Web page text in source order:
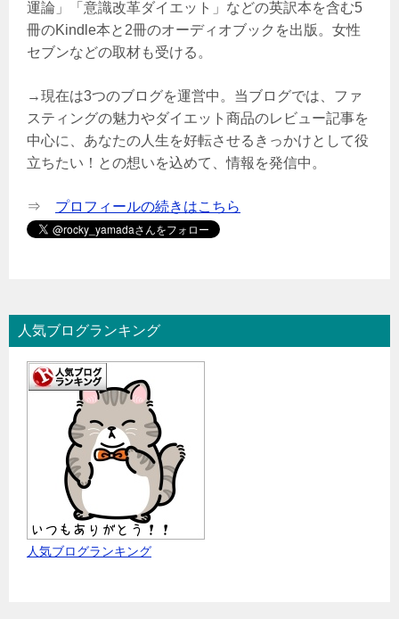
運論」「意識改革ダイエット」などの英訳本を含む5
冊のKindle本と2冊のオーディオブックを出版。女性
セブンなどの取材も受ける。
→現在は3つのブログを運営中。当ブログでは、ファ
スティングの魅力やダイエット商品のレビュー記事を
中心に、あなたの人生を好転させるきっかけとして役
立ちたい！との想いを込めて、情報を発信中。
⇒ プロフィールの続きはこちら
人気ブログランキング
人気ブログランキング